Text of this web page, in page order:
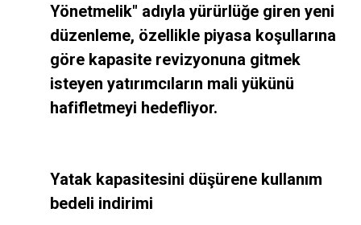
Yönetmelik" adıyla yürürlüğe giren yeni
düzenleme, özellikle piyasa koşullarına
göre kapasite revizyonuna gitmek
isteyen yatırımcıların mali yükünü
hafifletmeyi hedefliyor.
Yatak kapasitesini düşürene kullanım
bedeli indirimi